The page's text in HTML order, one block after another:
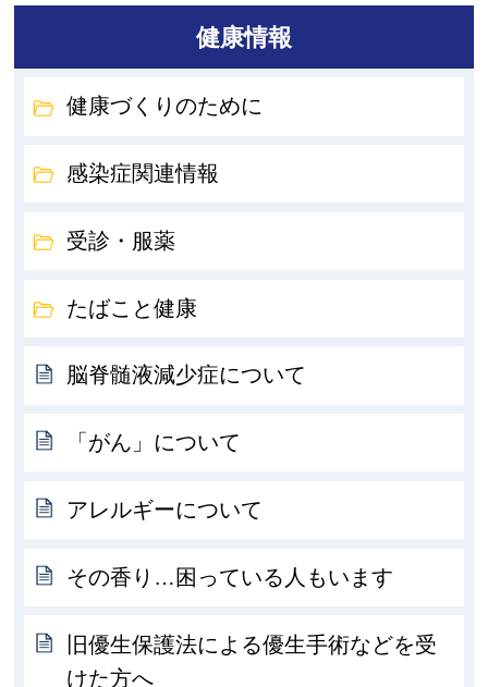
健康情報
健康づくりのために
感染症関連情報
受診・服薬
たばこと健康
脳脊髄液減少症について
「がん」について
アレルギーについて
その香り…困っている人もいます
旧優生保護法による優生手術などを受
けた方へ